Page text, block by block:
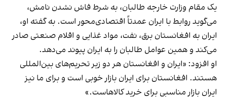
یک مقام وزارت خارجه طالبان، به شرط فاش نشدن نامش،
می‌گوید روابط با ایران عمدتاً اقتصادی‌محور است. به گفته او،
ایران به افغانستان برق، نفت، مواد غذایی و اقلام صنعتی صادر
می‌کند و همین عوامل طالبان را به ایران پیوند می‌دهد.
او افزود: «ایران و افغانستان هر دو زیر تحریم‌های بین‌المللی
هستند. افغانستان برای ایران بازار خوبی است و برای ما نیز
ایران بازار مناسبی برای خرید کالاهاست.»